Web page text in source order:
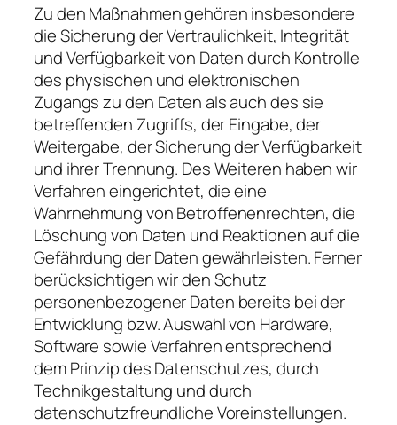
Zu den Maßnahmen gehören insbesondere
die Sicherung der Vertraulichkeit, Integrität
und Verfügbarkeit von Daten durch Kontrolle
des physischen und elektronischen
Zugangs zu den Daten als auch des sie
betreffenden Zugriffs, der Eingabe, der
Weitergabe, der Sicherung der Verfügbarkeit
und ihrer Trennung. Des Weiteren haben wir
Verfahren eingerichtet, die eine
Wahrnehmung von Betroffenenrechten, die
Löschung von Daten und Reaktionen auf die
Gefährdung der Daten gewährleisten. Ferner
berücksichtigen wir den Schutz
personenbezogener Daten bereits bei der
Entwicklung bzw. Auswahl von Hardware,
Software sowie Verfahren entsprechend
dem Prinzip des Datenschutzes, durch
Technikgestaltung und durch
datenschutzfreundliche Voreinstellungen.